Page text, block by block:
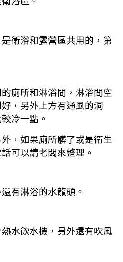
衛浴和露營區共用的，第
廁所和淋浴間，淋浴間空
，另外上方有通風的洞
冷一點。
，如果廁所髒了或是衛生
可以請老闆來整理。
有淋浴的水龍頭。
水飲水機，另外還有吹風